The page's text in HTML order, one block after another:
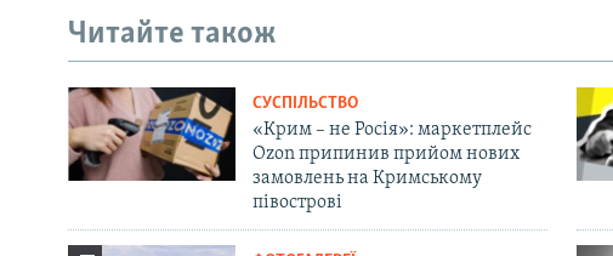
Читайте також
СУСПІЛЬСТВО
«Крим – не Росія»: маркетплейс
Ozon припинив прийом нових
замовлень на Кримському
півострові